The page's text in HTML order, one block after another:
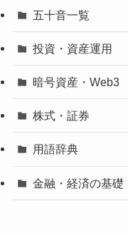
五十音一覧
投資・資産運用
暗号資産・Web3
株式・証券
用語辞典
金融・経済の基礎